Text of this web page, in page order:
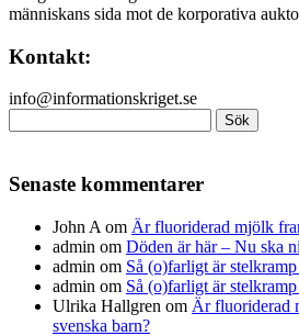
människans sida mot de korporativa
Kontakt:
info@informationskriget.se
efter:
Senaste kommentarer
John A om Är fluoriderad mjölk
admin om Döden är här – Nu ska
admin om Så (o)farligt är
admin om Så (o)farligt är
Ulrika Hallgren om Är fluoriderad
svenska barn?